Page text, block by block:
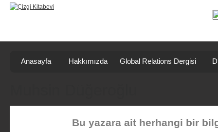
Anasayfa Hakkımızda Global Relations Dergisi
Bu yazara ait herhangi bir